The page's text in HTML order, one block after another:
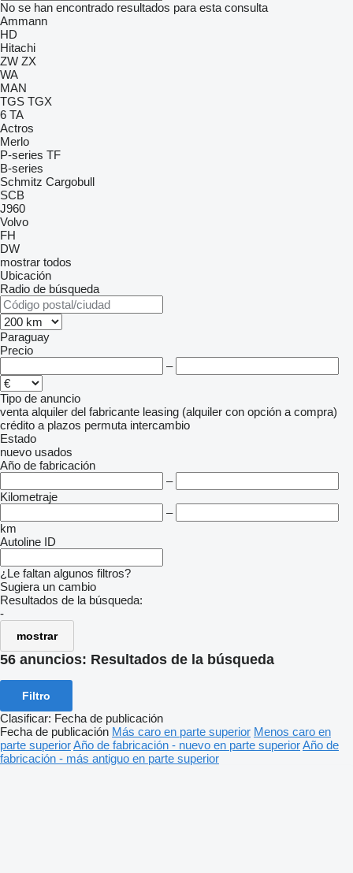
No se han encontrado resultados para esta consulta
Ammann
HD
Hitachi
ZW ZX
WA
MAN
TGS TGX
6 TA
Actros
Merlo
P-series TF
B-series
Schmitz Cargobull
SCB
J960
Volvo
FH
DW
mostrar todos
Ubicación
Radio de búsqueda
Paraguay
Precio
–
Tipo de anuncio
venta alquiler del fabricante leasing (alquiler con opción a compra)
crédito a plazos permuta intercambio
Estado
nuevo usados
Año de fabricación
–
Kilometraje
–
km
Autoline ID
¿Le faltan algunos filtros?
Sugiera un cambio
Resultados de la búsqueda:
-
mostrar
56 anuncios: Resultados de la búsqueda
Filtro
Clasificar: Fecha de publicación
Fecha de publicación Más caro en parte superior Menos caro en
parte superiorAño de fabricación - nuevo en parte superiorAño de
fabricación - más antiguo en parte superior